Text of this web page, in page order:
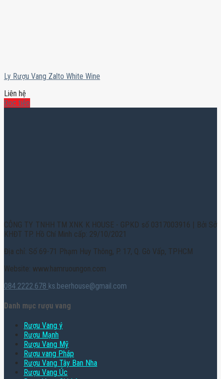
Ly Rượu Vang Zalto White Wine
Liên hệ
Đọc tiếp
CÔNG TY TNHH TM XNK K HOUSE - GPKD số 0317003916 | Bởi Sở
KHĐT TP. Hồ Chí Minh cấp: 29/10/2021
Địa chỉ: Số 69-71 Phạm Huy Thông, P. 17, Q. Gò Vấp, TPHCM
Website: www.hamruoungon.com
084.2222.678 ks.beerhouse@gmail.com
Danh mục rượu vang
Rượu Vang ý
Rượu Mạnh
Rượu Vang Mỹ
Rượu vang Pháp
Rượu Vang Tây Ban Nha
Rượu Vang Úc